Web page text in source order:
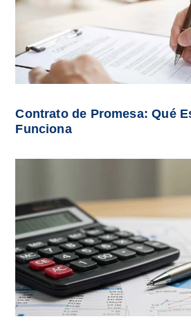
Contrato de Promesa: Qué
Funciona